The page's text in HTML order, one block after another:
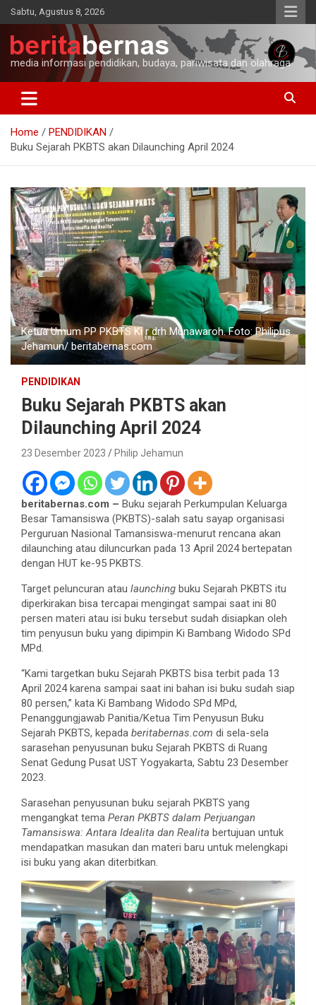
Skip
to
content
Sabtu, Agustus 8, 2026
media informasi pendidikan, budaya, pariwisata dan olahraga
Home
PENDIDIKAN
Buku Sejarah PKBTS akan Dilaunching April 2024
Ketua Umum PP PKBTS Ki r drh Munawaroh. Foto: Philipus
Jehamun/ beritabernas.com
PENDIDIKAN
Buku Sejarah PKBTS akan
Dilaunching April 2024
23 Desember 2023 Philip Jehamun
beritabernas.com – Buku sejarah Perkumpulan Keluarga
Besar Tamansiswa (PKBTS)-salah satu sayap organisasi
Perguruan Nasional Tamansiswa-menurut rencana akan
dilaunching atau diluncurkan pada 13 April 2024 bertepatan
dengan HUT ke-95 PKBTS.
Target peluncuran atau launching buku Sejarah PKBTS itu
diperkirakan bisa tercapai mengingat sampai saat ini 80
persen materi atau isi buku tersebut sudah disiapkan oleh
tim penyusun buku yang dipimpin Ki Bambang Widodo SPd
MPd.
“Kami targetkan buku Sejarah PKBTS bisa terbit pada 13
April 2024 karena sampai saat ini bahan isi buku sudah siap
80 persen,” kata Ki Bambang Widodo SPd MPd,
Penanggungjawab Panitia/Ketua Tim Penyusun Buku
Sejarah PKBTS, kepada beritabernas.com di sela-sela
sarasehan penyusunan buku Sejarah PKBTS di Ruang
Senat Gedung Pusat UST Yogyakarta, Sabtu 23 Desember
2023.
Sarasehan penyusunan buku sejarah PKBTS yang
mengangkat tema Peran PKBTS dalam Perjuangan
Tamansiswa: Antara Idealita dan Realita bertujuan untuk
mendapatkan masukan dan materi baru untuk melengkapi
isi buku yang akan diterbitkan.